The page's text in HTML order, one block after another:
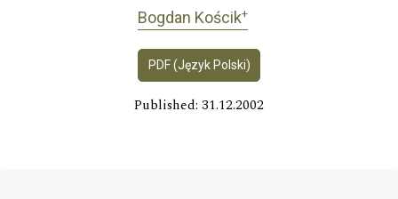
Bogdan Kościk+
PDF (Język Polski)
Published: 31.12.2002